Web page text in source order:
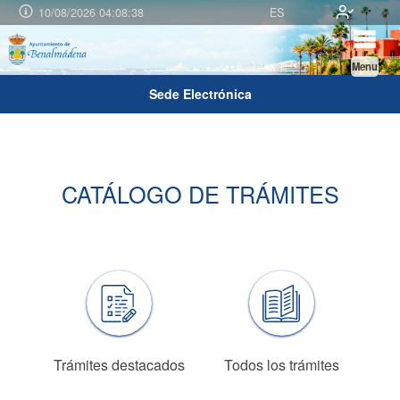
10/08/2026 04:08:38 ES
Menu
Sede Electrónica
CATÁLOGO DE TRÁMITES
Trámites destacados Todos los trámites